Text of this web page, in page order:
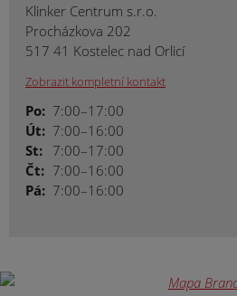
Klinker Centrum s.r.o.
Procházkova 202
517 41 Kostelec nad Orlicí
Zobrazit kompletní kontakt
Po: 7:00–17:00
Út: 7:00–16:00
St: 7:00–17:00
Čt: 7:00–16:00
Pá: 7:00–16:00